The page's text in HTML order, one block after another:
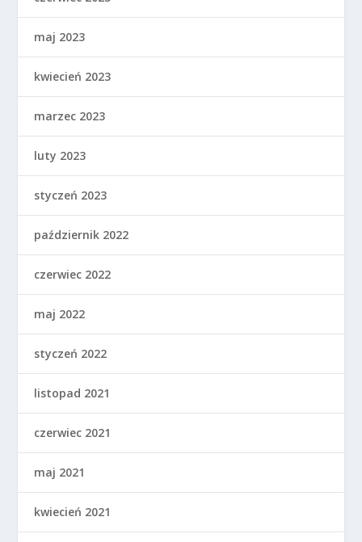
maj 2023
kwiecień 2023
marzec 2023
luty 2023
styczeń 2023
październik 2022
czerwiec 2022
maj 2022
styczeń 2022
listopad 2021
czerwiec 2021
maj 2021
kwiecień 2021